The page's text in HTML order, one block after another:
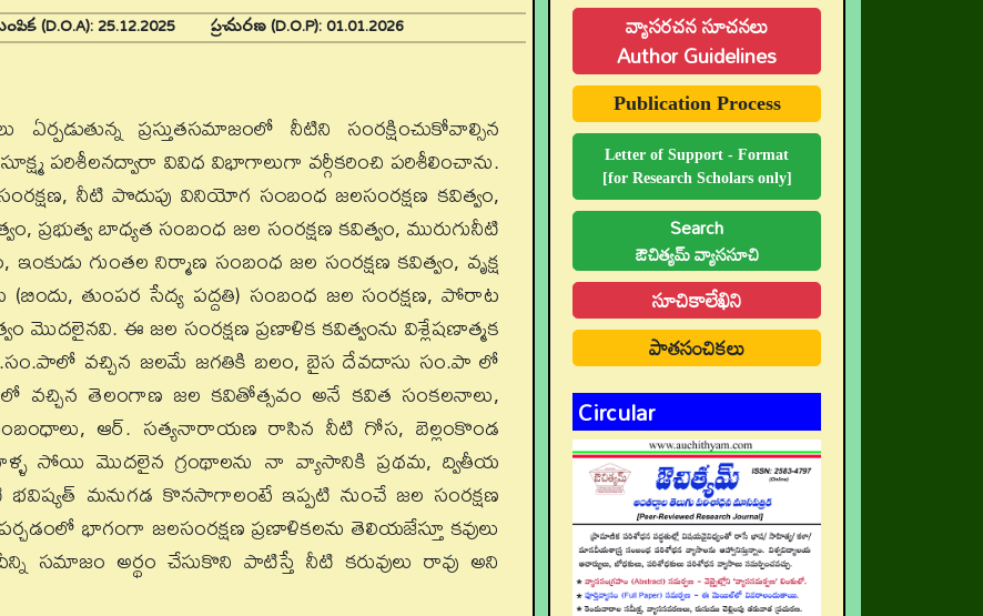
(D.O.A):25.12.2025ప్రచురణ (D.O.P):01.01.2026
ఏర్పడుతున్న ప్రస్తుతసమాజంలో నీటిని సంరక్షించుకోవాల్సిన
పరిశీలనద్వారా వివిధ విభాగాలుగా వర్గీకరించి పరిశీలించాను.
నీటి పొదుపు వినియోగ స౦బంధ జలసంరక్షణ కవిత్వం,
ప్రభుత్వ బాధ్యత సంబంధ జల సంరక్షణ కవిత్వం, మురుగునీటి
గుంతల నిర్మాణ సంబంధ జల సంరక్షణ కవిత్వం, వృక్ష
తుంపర సేద్య పద్దతి) సంబంధ జల సంరక్షణ, పోరాట
మొదలైనవి. ఈ జల సంరక్షణ ప్రణాళిక కవిత్వంను విశ్లేషణాత్మక
వచ్చిన జలమే జగతికి బలం, బైస దేవదాసు సం.పా లో
వచ్చిన తెలంగాణ జల కవితోత్సవం అనే కవిత సంకలనాలు,
ఆర్. సత్యనారాయణ రాసిన నీటి గోస, బెల్లంకొండ
సోయి మొదలైన గ్రంథాలను నా వ్యాసానికి ప్రథమ, ద్వితీయ
మనుగడ కొనసాగాలంటే ఇప్పటి నుంచే జల సంరక్షణ
భాగంగా జలసంరక్షణ ప్రణాళికలను తెలియజేస్తూ కవులు
సమాజం అర్థం చేసుకొని పాటిస్తే నీటి కరువులు రావు అని
వ్యాసరచన సూచనలు
Author Guidelines
Publication Process
Letter of Support - Format
[for Research Scholars only]
Search
ఔచిత్యమ్ వ్యాససూచి
సూచికాలేఖిని
పాతసంచికలు
Circular